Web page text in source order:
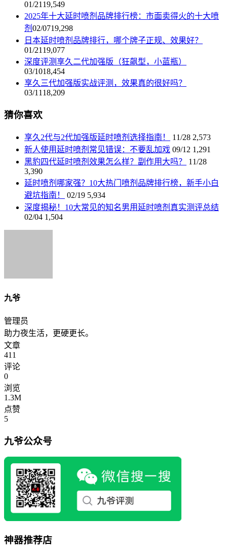
01/2119,549
2025年十大延时喷剂品牌排行榜：市面卖得火的十大喷
剂 02/0719,298
日本延时喷剂品牌排行，哪个牌子正规、效果好？
01/2119,077
深度评测享久二代加强版（狂飙型，小蓝瓶）
03/1018,454
享久三代加强版实战评测，效果真的很好吗？
03/1118,209
猜你喜欢
享久2代与2代加强版延时喷剂选择指南！ 11/28 2,573
新人使用延时喷剂常见错误：不要乱加戏 09/12 1,291
黑豹四代延时喷剂效果怎么样？副作用大吗？
11/28
3,390
延时喷剂哪家强？10大热门喷剂品牌排行榜，新手小白
避坑指南！
02/19 5,934
深度揭秘！10大常见的知名男用延时喷剂真实测评总结
02/04 1,504
九爷
管理员
助力夜生活，更硬更长。
文章
411
评论
0
浏览
1.3M
点赞
5
九爷公众号
神器推荐店